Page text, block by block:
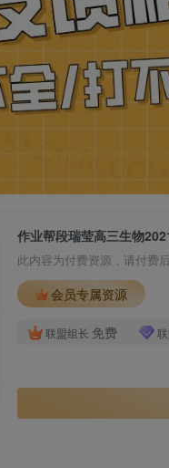
作业帮段瑞莹高三生物
此内容为付费资源，请付费
会员专属资源
联盟组长 免费